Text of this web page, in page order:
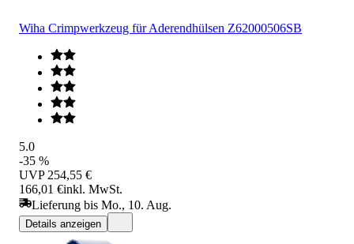
Wiha Crimpwerkzeug für Aderendhülsen Z62000506SB
5.0
-35 %
UVP 254,55 €
166,01 €inkl. MwSt.
Lieferung bis Mo., 10. Aug.
Details anzeigen